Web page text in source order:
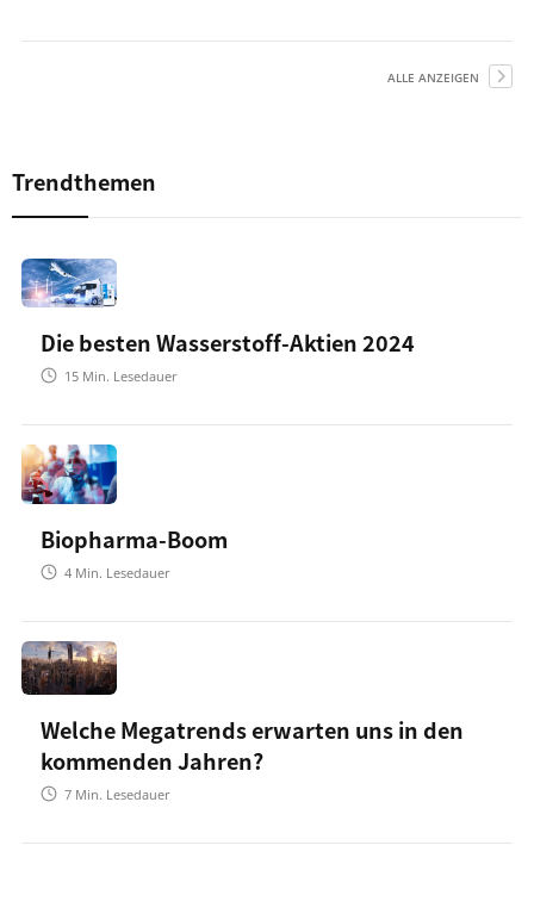
ALLE ANZEIGEN
Trendthemen
Die besten Wasserstoff-Aktien 2024
15 Min. Lesedauer
Biopharma-Boom
4 Min. Lesedauer
Welche Megatrends erwarten uns in den
kommenden Jahren?
7 Min. Lesedauer